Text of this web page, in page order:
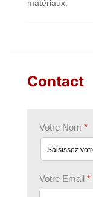
matériaux.
Contact
Votre Nom *
Votre Email *